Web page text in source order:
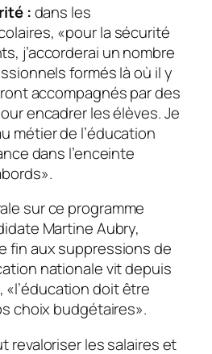
:dans les
«pour la sécurité
j’accorderai un nombre
formés là où il y
accompagnés par des
encadrer les élèves. Je
métier de l’éducation
dans l’enceinte
».
sur ce programme
Martine Aubry,
fin aux suppressions de
nationale vit depuis
«l’éducation doit être
choix budgétaires».
revaloriser les salaires et